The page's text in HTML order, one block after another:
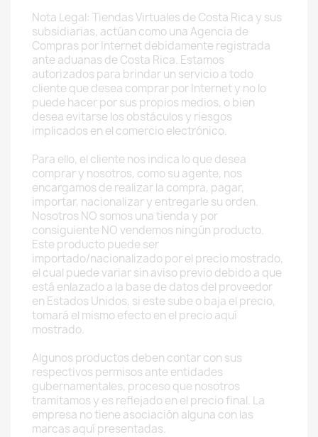
Nota Legal: Tiendas Virtuales de Costa Rica y sus
subsidiarias, actúan como una Agencia de
Compras por Internet debidamente registrada
ante aduanas de Costa Rica. Estamos
autorizados para brindar un servicio a todo
cliente que desea comprar por Internet y no lo
puede hacer por sus propios medios, o bien
desea evitarse los obstáculos y riesgos
implicados en el comercio electrónico.
Para ello, el cliente nos indica lo que desea
comprar y nosotros, como su agente, nos
encargamos de realizar la compra, pagar,
importar, nacionalizar y entregarle su orden.
Nosotros NO somos una tienda y por
consiguiente NO vendemos ningún producto.
Este producto puede ser
importado/nacionalizado por el precio mostrado,
el cual puede variar sin aviso previo debido a que
está enlazado a la base de datos del proveedor
en Estados Unidos, si este sube o baja el precio,
tomará el mismo efecto en el precio aquí
mostrado.
Algunos productos deben contar con sus
respectivos permisos ante entidades
gubernamentales, proceso que nosotros
tramitamos y es reflejado en el precio final. La
empresa no tiene asociación alguna con las
marcas aquí presentadas.